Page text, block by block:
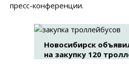
пресс-конференции.
Новосибирск
на закупку 120